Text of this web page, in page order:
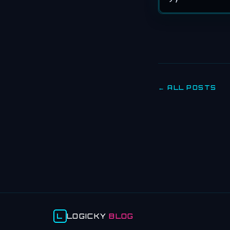
← ALL POSTS
L LOGICKYBLOG